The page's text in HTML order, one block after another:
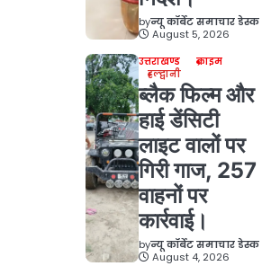
byन्यू कॉर्बेट समाचार डेस्क
August 5, 2026
उत्तराखण्ड
क्राइम
हल्द्वानी
ब्लैक फिल्म और
हाई डेंसिटी
लाइट वालों पर
गिरी गाज, 257
वाहनों पर
कार्रवाई।
byन्यू कॉर्बेट समाचार डेस्क
August 4, 2026